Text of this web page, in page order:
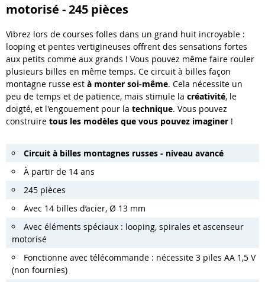
motorisé - 245 pièces
Vibrez lors de courses folles dans un grand huit incroyable :
looping et pentes vertigineuses offrent des sensations fortes
aux petits comme aux grands ! Vous pouvez même faire rouler
plusieurs billes en même temps. Ce circuit à billes façon
montagne russe est à monter soi-même. Cela nécessite un
peu de temps et de patience, mais stimule la créativité, le
doigté, et l'engouement pour la technique. Vous pouvez
construire tous les modèles que vous pouvez imaginer !
Circuit à billes montagnes russes - niveau avancé
À partir de 14 ans
245 pièces
Avec 14 billes d’acier, Ø 13 mm
Avec éléments spéciaux : looping, spirales et ascenseur
motorisé
Fonctionne avec télécommande : nécessite 3 piles AA 1,5 V
(non fournies)